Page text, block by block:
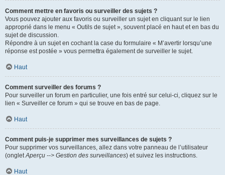
Comment mettre en favoris ou surveiller des sujets ?
Vous pouvez ajouter aux favoris ou surveiller un sujet en cliquant sur le lien
approprié dans le menu « Outils de sujet », souvent placé en haut et en bas du
sujet de discussion.
Répondre à un sujet en cochant la case du formulaire « M’avertir lorsqu’une
réponse est postée » vous permettra également de surveiller le sujet.
Haut
Comment surveiller des forums ?
Pour surveiller un forum en particulier, une fois entré sur celui-ci, cliquez sur le
lien « Surveiller ce forum » qui se trouve en bas de page.
Haut
Comment puis-je supprimer mes surveillances de sujets ?
Pour supprimer vos surveillances, allez dans votre panneau de l’utilisateur
(ongletAperçu --> Gestion des surveillances) et suivez les instructions.
Haut